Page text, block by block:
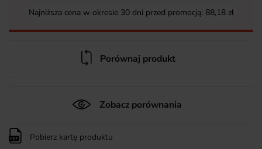
Najniższa cena w okresie 30 dni przed promocją: 88,18 zł
Porównaj produkt
Zobacz porównania
Pobierz kartę produktu